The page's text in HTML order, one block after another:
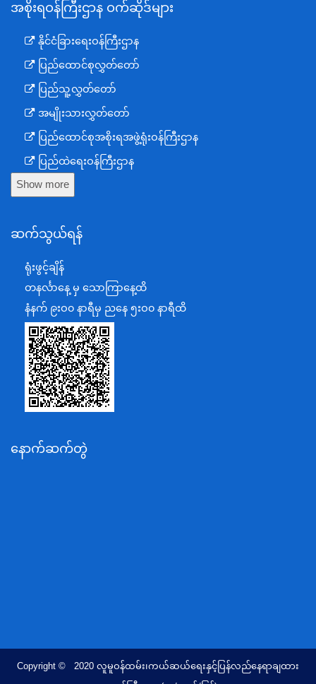
အစိုးရဝန်ကြီးဌာန ဝက်ဆိုဒ်များ
နိုင်ငံခြားရေးဝန်ကြီးဌာန
ပြည်ထောင်စုလွှတ်တော်
ပြည်သူ့လွှတ်တော်
အမျိုးသားလွှတ်တော်
ပြည်ထောင်စုအစိုးရအဖွဲ့ရုံးဝန်ကြီးဌာန
ပြည်ထဲရေးဝန်ကြီးဌာန
ကာကွယ်ရေးဝန်ကြီးဌာန
စီမံကိန်း၊ဘဏ္ဍာရေးနှင့်စက်မှုဝန်ကြီးဌာန
ရင်းနှီးမြှုပ်နှံမှုနှင့် နိုင်ငံခြားစီးပွားဆက်သွယ်ရေးဝန်ကြီးဌာန
အပြည်ပြည်ဆိုင်ရာပူးပေါင်းဆောင်ရွက်ရေးဝန်ကြီးဌာန
ပြန်ကြားရေးဝန်ကြီးဌာန
သာသနာရေးနှင့် ယဉ်ကျေးမှုဝန်ကြီးဌာန
စိုက်ပျိုးရေး၊မွေးမြူရေးနှင့်ဆည်မြောင်းဝန်ကြီးဌာန
ပို့ဆောင်ရေးနှင့်ဆက်သွယ်ရေးဝန်ကြီးဌာန
သယံဇာတနှင့်ပတ်ဝန်းကျင်ထိန်းသိမ်းရေးဝန်ကြီးဌာန
အလုပ်သမား၊လူဝင်မှုကြီးကြပ်ရေးနှင့်ပြည်သူ့အင်အား
တိုင်းရင်းသားလူမျိုးရေးရာဝန်ကြီးဌာန
Show more
ဆက်သွယ်ရန်
ရုံးဖွင့်ချိန်
တနင်္လာနေ့ မှ သောကြာနေ့ထိ
နံနက် ၉းဝ၀ နာရီမှ ညနေ ၅းဝ၀ နာရီထိ
နောက်ဆက်တွဲ
Copyright © 2020 လူမူဝန်ထမ်း၊ကယ်ဆယ်ရေးနှင့်ပြန်လည်နေရာချထား